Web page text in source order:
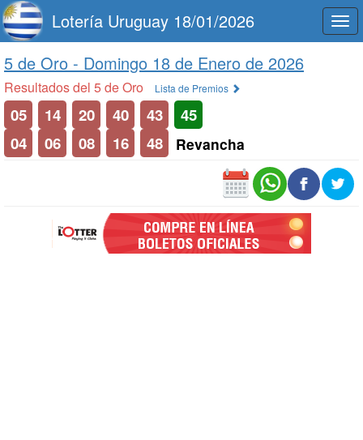
Lotería Uruguay 18/01/2026
5 de Oro - Domingo 18 de Enero de 2026
Resultados del 5 de Oro Lista de Premios
05 14 20 40 43
45
04
06 08 16 48 Revancha